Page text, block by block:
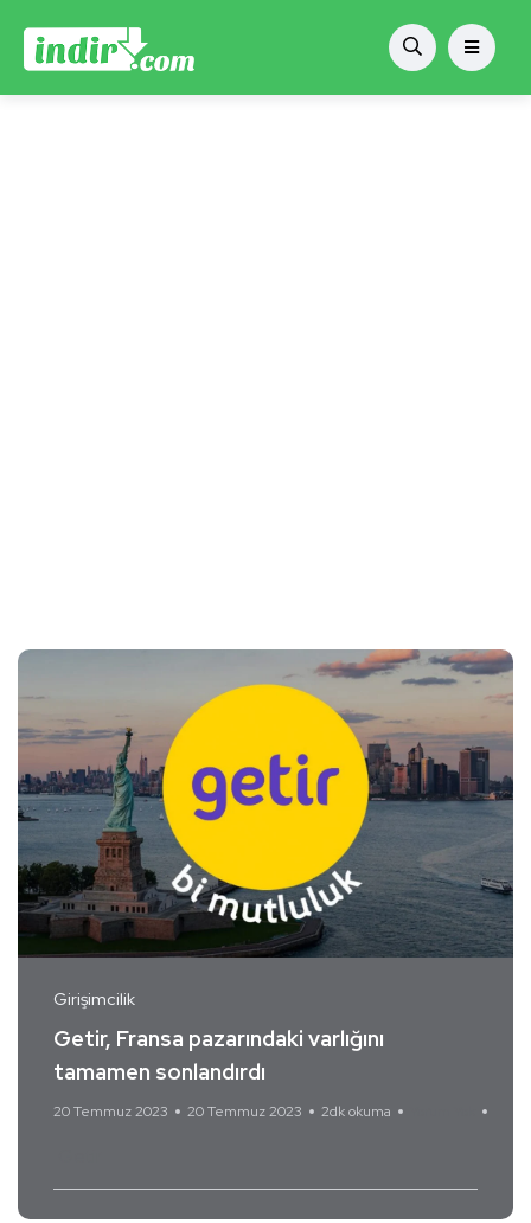
Girişimcilik
Getir, Fransa pazarındaki varlığını
tamamen sonlandırdı
20 Temmuz 2023 20 Temmuz 2023 2dk okuma